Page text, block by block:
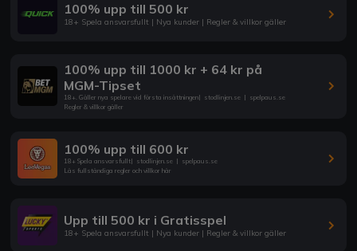
100% upp till 500 kr
18+ Spela ansvarsfullt | Nya kunder | Regler & villkor gäller
100% upp till 1000 kr + 64 kr på
MGM-Tipset
18+. Gäller nya spelare vid första insättningen| stodlinjen.se | spelpaus.se
Regler & villkor gäller
100% upp till 600 kr
18+ Spela ansvarsfullt| stodlinjen.se | spelpaus.se
Läs fullständiga regler och villkor här
Upp till 500 kr i Gratisspel
18+ Spela ansvarsfullt | Nya kunder | Regler & villkor gäller